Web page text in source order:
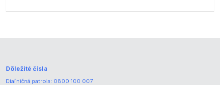
Dôležité čísla
Diaľničná patrola: 0800 100 007